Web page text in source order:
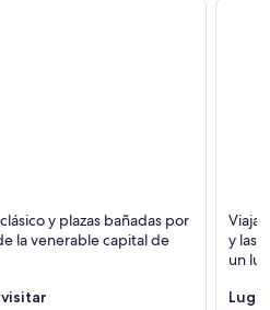
y plazas bañadas por
la venerable capital de
Viaja
y las
un